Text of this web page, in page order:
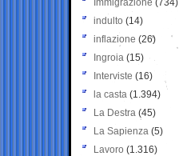
Immigrazione (734)
indulto (14)
inflazione (26)
Ingroia (15)
Interviste (16)
la casta (1.394)
La Destra (45)
La Sapienza (5)
Lavoro (1.316)